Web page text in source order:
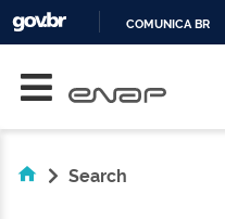
COMUNICA BR
Search